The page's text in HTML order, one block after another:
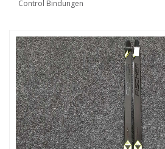
Control Bindungen